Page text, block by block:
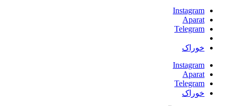
Instagram
Aparat
Telegram
خوراک
Instagram
Aparat
Telegram
خوراک